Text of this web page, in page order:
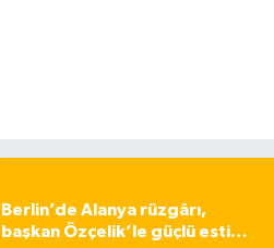
Berlin’de Alanya rüzgârı,
başkan Özçelik’le güçlü esti…